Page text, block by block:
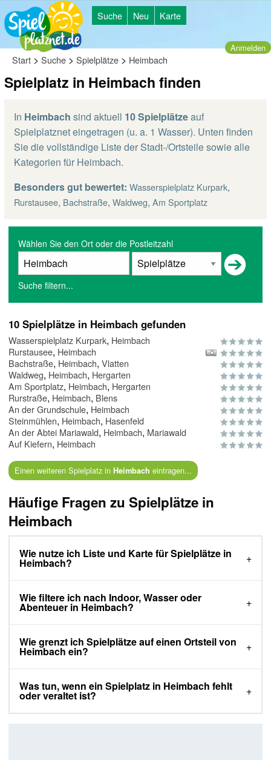
Suche Neu Karte
Anmelden
Start > Suche > Spielplätze > Heimbach
Spielplatz in Heimbach finden
In Heimbach sind aktuell 10 Spielplätzeauf
Spielplatznet eingetragen (u. a. 1 Wasser). Unten finden
Sie die vollständige Liste der Stadt-/Ortsteile sowie alle
Kategorien für Heimbach.
Besonders gut bewertet: Wasserspielplatz Kurpark,
Rurstausee, Bachstraße, Waldweg, Am Sportplatz
Wählen Sie den Ort oder die Postleitzahl
Suche filtern...
10 Spielplätze in Heimbach gefunden
Wasserspielplatz Kurpark, Heimbach
Rurstausee, Heimbach
Bachstraße, Heimbach, Vlatten
Waldweg, Heimbach, Hergarten
Am Sportplatz, Heimbach, Hergarten
Rurstraße, Heimbach, Blens
An der Grundschule, Heimbach
Steinmühlen, Heimbach, Hasenfeld
An der Abtei Mariawald, Heimbach, Mariawald
Auf Kiefern, Heimbach
Einen weiteren Spielplatz in Heimbach eintragen...
Häufige Fragen zu Spielplätze in
Heimbach
Wie nutze ich Liste und Karte für Spielplätze in
Heimbach?
Wie filtere ich nach Indoor, Wasser oder
Abenteuer in Heimbach?
Wie grenzt ich Spielplätze auf einen Ortsteil von
Heimbach ein?
Was tun, wenn ein Spielplatz in Heimbach fehlt
oder veraltet ist?